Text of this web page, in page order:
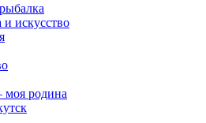
и искусство
моя родина